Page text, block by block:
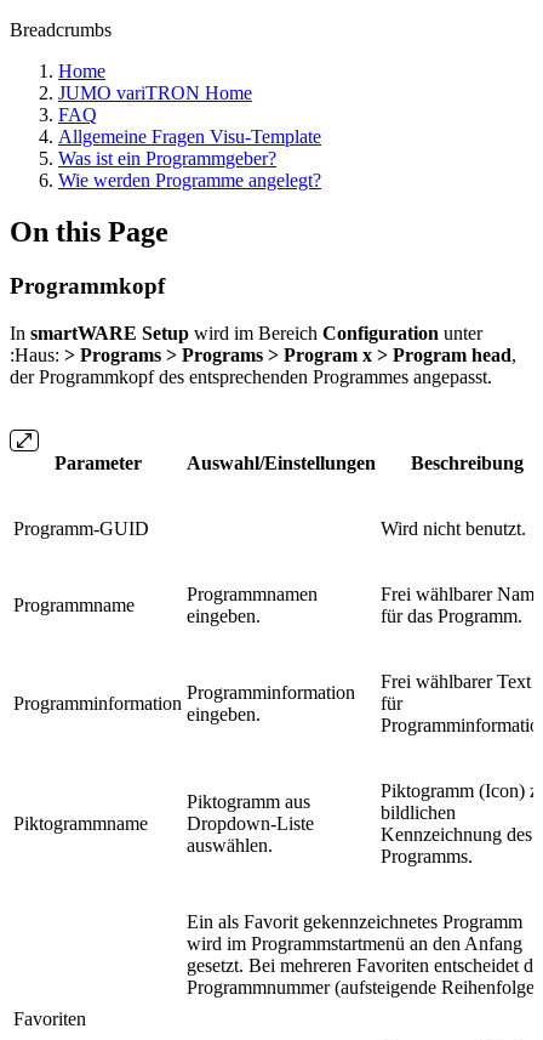
Breadcrumbs
Home
JUMO variTRON Home
FAQ
Allgemeine Fragen Visu-Template
Was ist ein Programmgeber?
Wie werden Programme angelegt?
On this Page
Programmkopf
In smartWARE Setup wird im Bereich Configuration unter
:Haus: > Programs > Programs > Program x > Program head,
der Programmkopf des entsprechenden Programmes angepasst.
Parameter Auswahl/Einstellungen Beschreibung
Programm-GUID Wird nicht benutzt.
Programmname
Programmnamen
eingeben.
Frei wählbarer Name
für das Programm.
Programminformation
Programminformation
eingeben.
Frei wählbarer Text
für
Piktogrammname
Piktogramm aus
Dropdown-Liste
auswählen.
Piktogramm (Icon)
bildlichen
Kennzeichnung des
Programms.
Favoriten
Ein als Favorit gekennzeichnetes Programm
wird im Programmstartmenü an den Anfang
gesetzt. Bei mehreren Favoriten entscheidet
Programmnummer (aufsteigende